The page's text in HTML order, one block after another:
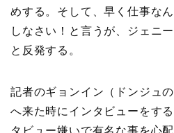
めする。そして、早く仕事な
しなさい！と言うが、ジェニ
と反発する。
記者のギョンイン（ドンジュ
へ来た時にインタビューをす
タビュー嫌いで有名な事を心配